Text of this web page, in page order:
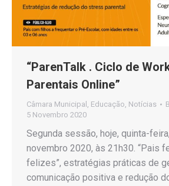
“ParenTalk . Ciclo de
Parentais Online”
Câmara Municipal , Educação, Notícias
5 Novembro 2020
Segunda sessão, hoje, quinta-
novembro 2020, às 21h30. “Pais
felizes”, estratégias práticas de
comunicação positiva e redução